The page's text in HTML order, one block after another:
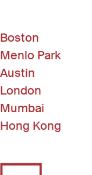
Boston
Menlo Park
Austin
London
Mumbai
Hong Kong